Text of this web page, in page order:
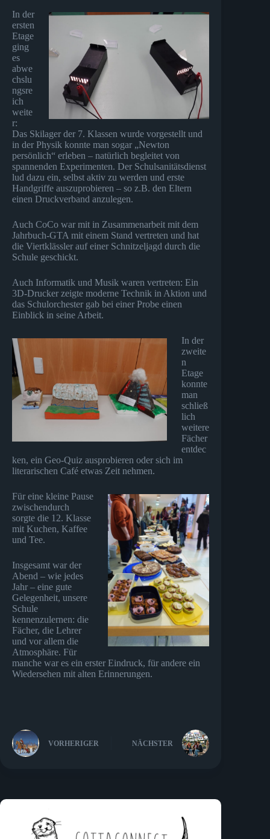
In der
ersten
Etage
ging
es
abwe
chslu
ngsre
ich
weite
r:
Das Skilager der 7. Klassen wurde vorgestellt und
in der Physik konnte man sogar „Newton
persönlich“ erleben – natürlich begleitet von
spannenden Experimenten. Der Schulsanitätsdienst
lud dazu ein, selbst aktiv zu werden und erste
Handgriffe auszuprobieren – so z.B. den Eltern
einen Druckverband anzulegen.
Auch CoCo war mit in Zusammenarbeit mit dem
Jahrbuch-GTA mit einem Stand vertreten und hat
die Viertklässler auf einer Schnitzeljagd durch die
Schule geschickt.
Auch Informatik und Musik waren vertreten: Ein
3D-Drucker zeigte moderne Technik in Aktion und
das Schulorchester gab bei einer Probe einen
Einblick in seine Arbeit.
In der
zweite
n
Etage
konnte
man
schließ
lich
weitere
Fächer
entdec
ken, ein Geo-Quiz ausprobieren oder sich im
literarischen Café etwas Zeit nehmen.
Für eine kleine Pause
zwischendurch
sorgte die 12. Klasse
mit Kuchen, Kaffee
und Tee.
Insgesamt war der
Abend – wie jedes
Jahr – eine gute
Gelegenheit, unsere
Schule
kennenzulernen: die
Fächer, die Lehrer
und vor allem die
Atmosphäre. Für
manche war es ein erster Eindruck, für andere ein
Wiedersehen mit alten Erinnerungen.
VORHERIGER NÄCHSTER